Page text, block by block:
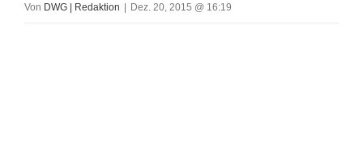
Von DWG | Redaktion | Dez. 20, 2015 @ 16:19